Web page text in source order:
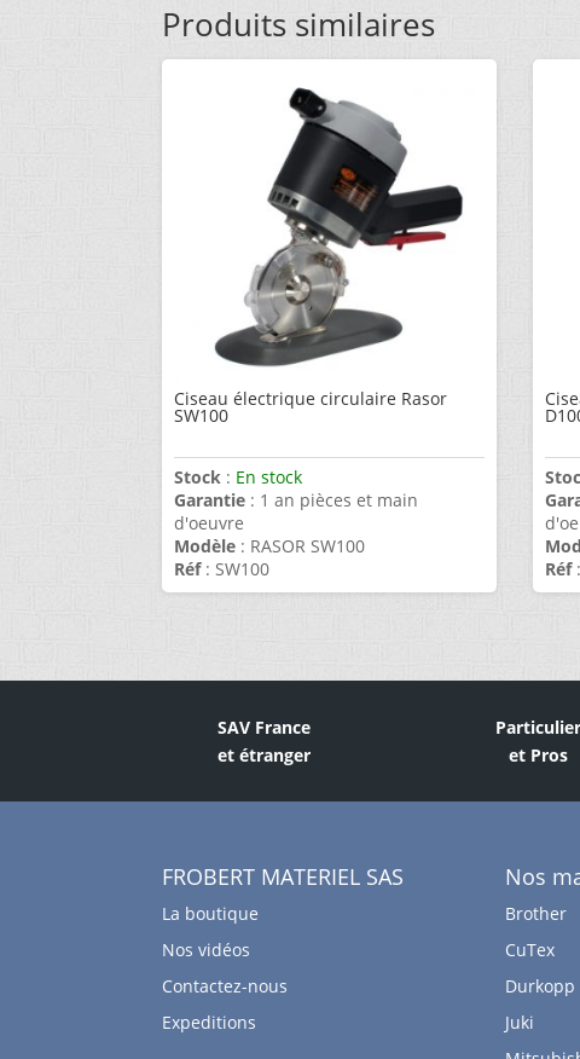
Produits similaires
Ciseau électrique circulaire Rasor
SW100
Stock : En stock
Garantie : 1 an pièces et main
d'oeuvre
Modèle : RASOR SW100
Réf: SW100
Réf
SAV France
et étranger
Particulier
et Pros
FROBERT MATERIEL SAS
La boutique
Nos vidéos
Contactez-nous
Expeditions
Nos
Brother
CuTex
Durkopp
Juki